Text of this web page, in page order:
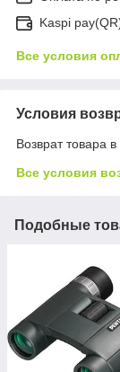
Kaspi
Все условия
Условия
Возврат товара
Все условия
Подобные